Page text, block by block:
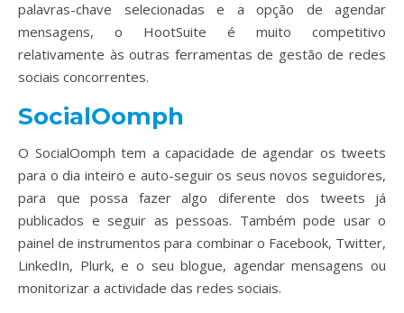
palavras-chave selecionadas e a opção de agendar
mensagens, o HootSuite é muito competitivo
relativamente às outras ferramentas de gestão de redes
sociais concorrentes.
SocialOomph
O SocialOomph tem a capacidade de agendar os tweets
para o dia inteiro e auto-seguir os seus novos seguidores,
para que possa fazer algo diferente dos tweets já
publicados e seguir as pessoas. Também pode usar o
painel de instrumentos para combinar o Facebook, Twitter,
LinkedIn, Plurk, e o seu blogue, agendar mensagens ou
monitorizar a actividade das redes sociais.